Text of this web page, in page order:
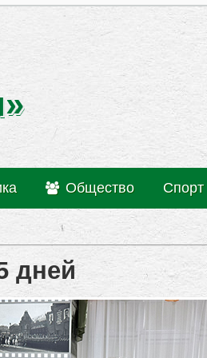
Общество Спорт
дней